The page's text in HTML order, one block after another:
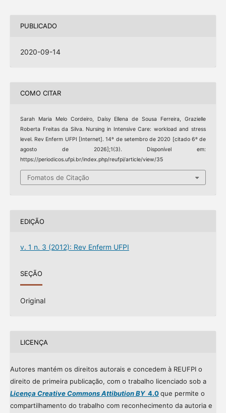
PUBLICADO
2020-09-14
COMO CITAR
Sarah Maria Melo Cordeiro, Daísy Ellena de Sousa Ferreira, Grazielle
Roberta Freitas da Silva. Nursing in Intensive Care: workload and stress
level. Rev Enferm UFPI [Internet]. 14º de setembro de 2020 [citado 6º de
agosto de 2026];1(3). Disponível em:
https://periodicos.ufpi.br/index.php/reufpi/article/view/35
Fomatos de Citação
EDIÇÃO
v. 1 n. 3 (2012): Rev Enferm UFPI
SEÇÃO
Original
LICENÇA
Autores mantém os direitos autorais e concedem à REUFPI o
direito de primeira publicação, com o trabalho licenciado sob a
Licença Creative Commons Attibution BY4.0que permite o
compartilhamento do trabalho com reconhecimento da autoria e